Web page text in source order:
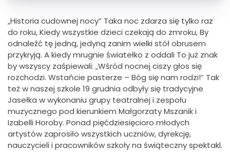
„Historia cudownej nocy” Taka noc zdarza się tylko raz
do roku, Kiedy wszystkie dzieci czekają do zmroku, By
odnaleźć tę jedną, jedyną zanim wielki stół obrusem
przykryją. A kiedy mrugnie światełko z oddali To już znak
by wszyscy zaśpiewali: „Wśród nocnej ciszy głos się
rozchodzi. Wstańcie pasterze – Bóg się nam rodzi!” Tak
też w naszej szkole 19 grudnia odbyły się tradycyjne
Jasełka w wykonaniu grupy teatralnej i zespołu
muzycznego pod kierunkiem Małgorzaty Mszanik i
Izabelli Horoby. Ponad pięćdziesięcioro młodych
artystów zaprosiło wszystkich uczniów, dyrekcję,
nauczycieli i pracowników szkoły na świąteczny spektakl.